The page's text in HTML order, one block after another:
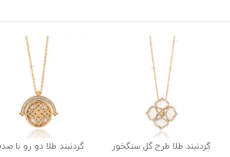
گردنبند طلا طرح گل سنگخور
گردنبند طلا دو رو با